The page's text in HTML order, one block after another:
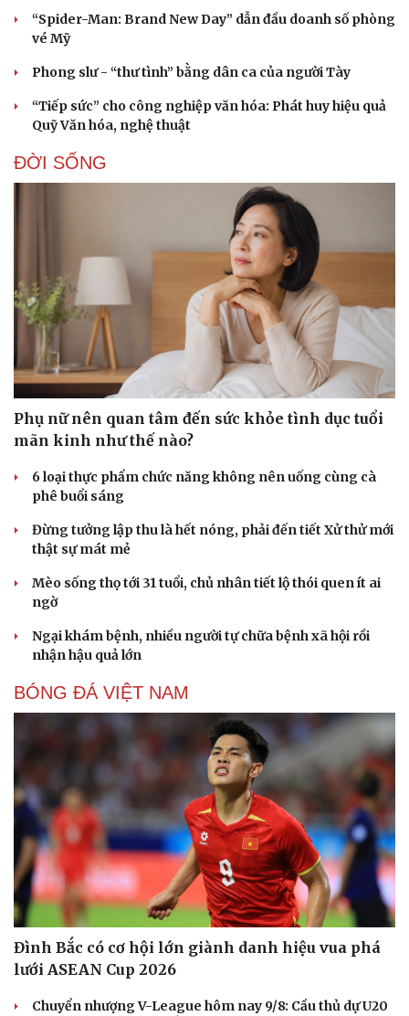
Thông tin doanh nghiệp
Doanh nghiệp 24h
Doanh nhân
Vì cộng đồng
Sành điệu
“Spider-Man: Brand New Day” dẫn đầu doanh số phòng
vé Mỹ
Phong slư - “thư tình” bằng dân ca của người Tày
“Tiếp sức” cho công nghiệp văn hóa: Phát huy hiệu quả
Quỹ Văn hóa, nghệ thuật
ĐỜI SỐNG
Phụ nữ nên quan tâm đến sức khỏe tình dục tuổi
mãn kinh như thế nào?
6 loại thực phẩm chức năng không nên uống cùng cà
phê buổi sáng
Đừng tưởng lập thu là hết nóng, phải đến tiết Xử thử mới
thật sự mát mẻ
Mèo sống thọ tới 31 tuổi, chủ nhân tiết lộ thói quen ít ai
ngờ
Ngại khám bệnh, nhiều người tự chữa bệnh xã hội rồi
nhận hậu quả lớn
BÓNG ĐÁ VIỆT NAM
Đình Bắc có cơ hội lớn giành danh hiệu vua phá
lưới ASEAN Cup 2026
Chuyển nhượng V-League hôm nay 9/8: Cầu thủ dự U20